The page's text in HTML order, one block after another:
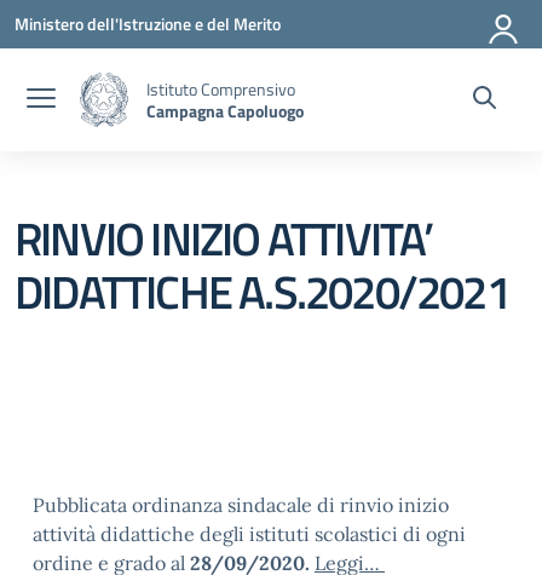
Vai ai contenuti
Vai al menu di navigazione
Vai al footer
Ministero dell'Istruzione e del Merito
Istituto Comprensivo
Campagna Capoluogo
RINVIO INIZIO ATTIVITA’
DIDATTICHE A.S.2020/2021
Pubblicata ordinanza sindacale di rinvio inizio
attività didattiche degli istituti scolastici di ogni
ordine e grado al 28/09/2020. Leggi…